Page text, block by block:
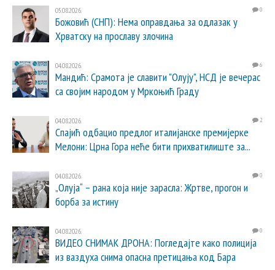
05.08.2026. 0
Божовић (СНП): Нема оправдања за одлазак у
Хрватску на прославу злочина
04.08.2026. 6
Мандић: Срамота је славити "Олују", НСД је вечерас
са својим народом у Мркоњић Граду
04.08.2026. 2
Спајић одбацио предлог италијанске премијерке
Мелони: Црна Гора неће бити прихватилиште за...
04.08.2026. 0
„Олуја“ – рана која није зарасла: Жртве, прогон и
борба за истину
04.08.2026. 0
ВИДЕО СНИМАК ДРОНА: Погледајте како полиција
из ваздуха снима опасна претицања код Бара